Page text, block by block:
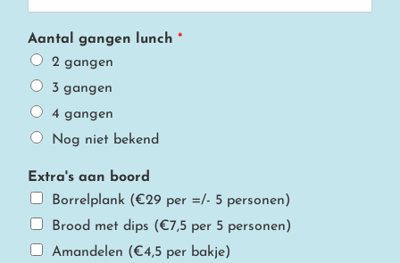
*
o
o
r
Aantal gangen lunch *
2 gangen
3 gangen
4 gangen
Nog niet bekend
Extra's aan boord
Borrelplank (€29 per =/- 5 personen)
Brood met dips (€7,5 per 5 personen)
Amandelen (€4,5 per bakje)